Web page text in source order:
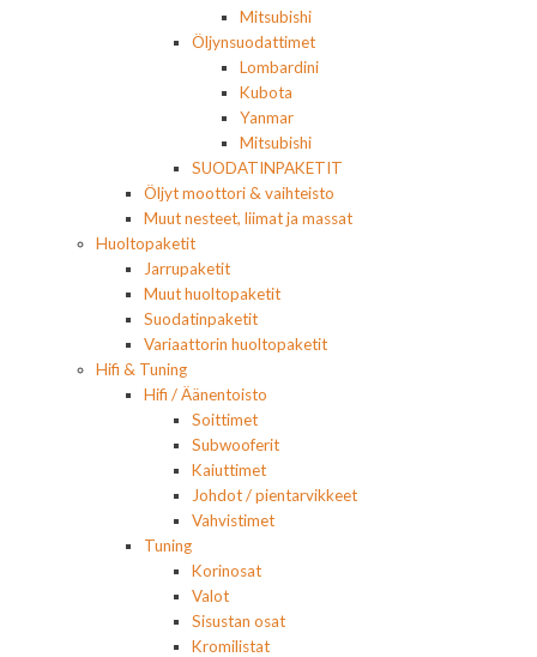
Mitsubishi
Öljynsuodattimet
Lombardini
Kubota
Yanmar
Mitsubishi
SUODATINPAKETIT
Öljyt moottori & vaihteisto
Muut nesteet, liimat ja massat
Huoltopaketit
Jarrupaketit
Muut huoltopaketit
Suodatinpaketit
Variaattorin huoltopaketit
Hifi & Tuning
Hifi / Äänentoisto
Soittimet
Subwooferit
Kaiuttimet
Johdot / pientarvikkeet
Vahvistimet
Tuning
Korinosat
Valot
Sisustan osat
Kromilistat